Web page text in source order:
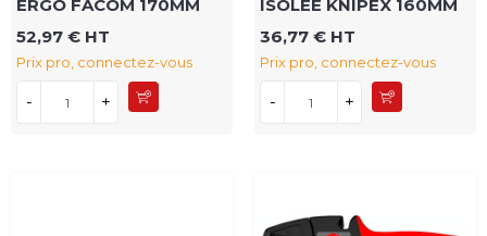
ERGO FACOM 170MM
52,97 € HT
Prix pro, connectez-vous
- +
ISOLEE KNIPEX 160MM
36,77 € HT
Prix pro, connectez-vous
- +